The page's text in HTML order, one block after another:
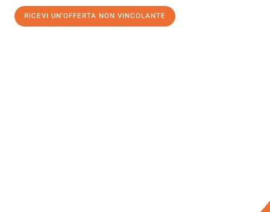
RICEVI UN'OFFERTA NON VINCOLANTE